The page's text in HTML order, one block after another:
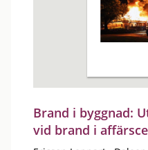
Brand i byggnad:
vid brand i